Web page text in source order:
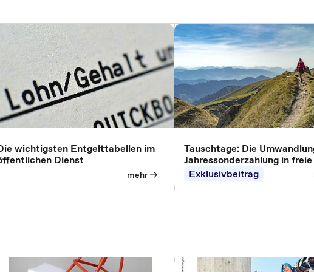
wichtigsten Entgelttabellen im
Dienst
mehr
Tauschtage: Die
Jahressonderzahlung in freie
nach dem TVöD
Exklusivbeitrag